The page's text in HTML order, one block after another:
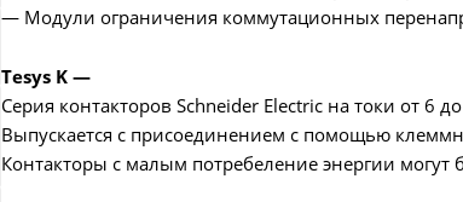
— Модули ограничения коммутационных
Tesys K —
Серия контакторов Schneider Electric на токи от 6
Выпускается с присоединением с помощью
Контакторы с малым потребеление энергии